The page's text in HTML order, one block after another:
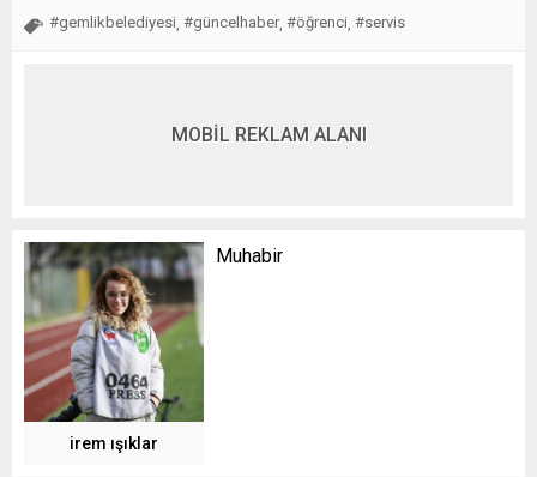
#gemlikbelediyesi, #güncelhaber, #öğrenci, #servis
MOBİL REKLAM ALANI
irem ışıklar
Muhabir